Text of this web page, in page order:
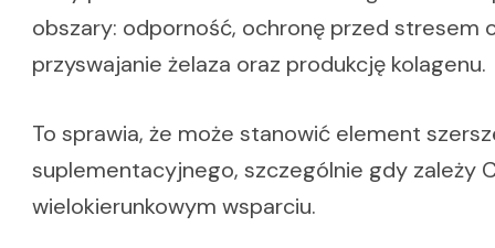
obszary: odporność, ochronę przed stresem
przyswajanie żelaza oraz produkcję kolagenu.
To sprawia, że może stanowić element
suplementacyjnego, szczególnie gdy zależy
wielokierunkowym wsparciu.